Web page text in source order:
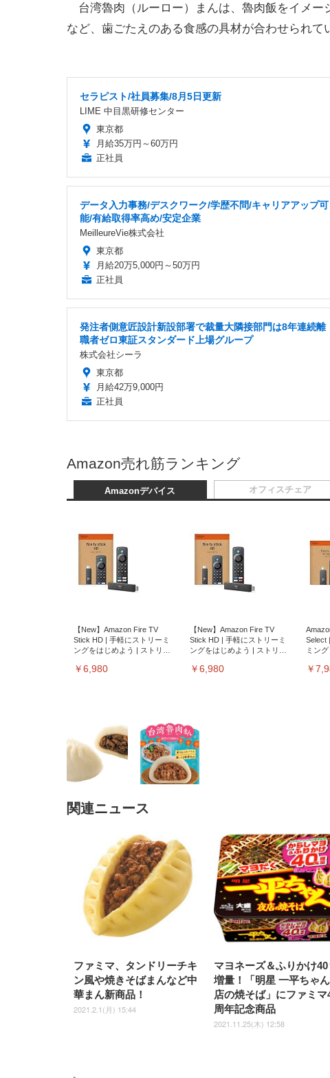
台湾魯肉（ルーロー）まんは、魯肉飯をイメー
など、歯ごたえのある食感の具材が合わせられて
セラピスト/社員募集/8月5日更新
LIME 中目黒研修センター
東京都
月給35万円～60万円
正社員
データ入力事務/デスクワーク/学歴不問/キャリアアップ可
能/有給取得率高め/安定企業
MeilleureVie株式会社
東京都
月給20万5,000円～50万円
正社員
発注者側意匠設計新設部署で裁量大隣接部門は8年連続離
職者ゼロ東証スタンダード上場グループ
株式会社シーラ
東京都
月給42万9,000円
正社員
Amazon売れ筋ランキング
Amazonデバイス
【New】Amazon Fire TV
Stick HD | 手軽にストリーミ
ングをはじめよう | ストリー
￥6,980
【New】Amazon Fire TV
Stick HD | 手軽にストリーミ
ングをはじめよう | ストリー
￥6,980
Select
ミン
￥
オフィスチェア
子 テレワーク 疲れない 跳ね
上げ式アームレスト コンパク
ト 約105度ロッキング pc 事務
椅子 360度回転 座面昇降 強化
ナイロン樹脂ベース 通気性メ
ッシュ 在宅ワーク H-
WY01(黒網+黒枠+黒足)
￥5,699
／デスクチェア メッシュチェ
ア 人間工学 疲れない ブラッ
ク
￥27,999
チェ
チェア
度ロ
子 腰
式ア
ト ハ
ョン
ュ ゲ
しゃれ
ック)
￥
ムモニター | FlexScan
EV3240X-WT | 31.5型4K
UHD・USB Type-C・ホワイ
￥105,595
ムモニター | FlexScan
EV2740X-WT | 27.0型4K
UHD・USB Type-C・ホワイ
ト
￥109,572
ニター
ク付き（
￥
ーツ 薄型 レギュラー 1回使い
捨て 無香料 ホワイト 300枚
￥3,373
ーツ 厚型 ワイド 42枚x2袋(84
枚) ホワイト(吸収面:ライトブ
ルー)
￥3,234
ツ L
￥
関連ニュース
ファミマ、タンドリーチキ
ン風や焼きそばまんなど中
華まん新商品！
2021.2.1(月) 15:44
マヨネーズ＆ふりかけ40
増量！「明星 一平ちゃ
店の焼そば」にファミマ
周年記念商品
2021.11.25(木) 12:58